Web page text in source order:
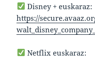
Disney + euskaraz:
https://
Netflix euskaraz: